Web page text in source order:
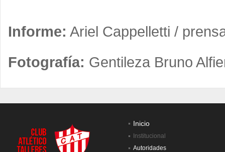
Informe: Ariel Cappelletti /
Fotografía: Gentileza Bruno
Inicio
Institucional
Autoridades